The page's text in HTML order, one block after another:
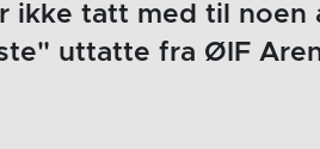
ikke tatt med til noen
uttatte fra ØIF